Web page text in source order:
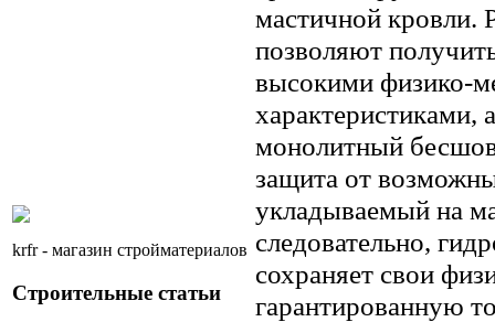
krfr - магазин стройматериалов
Строительные статьи
мастичной кровли.
позволяют
высокими физико-
характеристиками,
монолитный
защита от
укладываемый на
следовательно,
сохраняет свои
гарантированную